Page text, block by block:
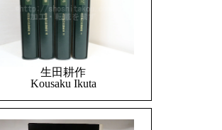
生田耕作
Kousaku Ikuta